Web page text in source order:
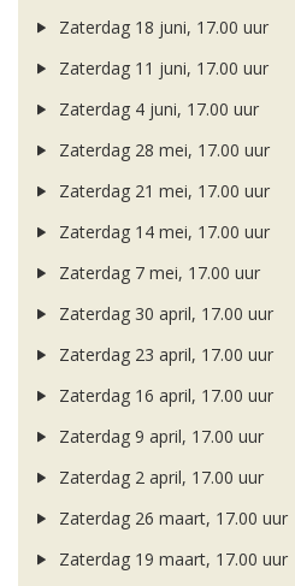
Zaterdag 18 juni, 17.00 uur
Zaterdag 11 juni, 17.00 uur
Zaterdag 4 juni, 17.00 uur
Zaterdag 28 mei, 17.00 uur
Zaterdag 21 mei, 17.00 uur
Zaterdag 14 mei, 17.00 uur
Zaterdag 7 mei, 17.00 uur
Zaterdag 30 april, 17.00 uur
Zaterdag 23 april, 17.00 uur
Zaterdag 16 april, 17.00 uur
Zaterdag 9 april, 17.00 uur
Zaterdag 2 april, 17.00 uur
Zaterdag 26 maart, 17.00 uur
Zaterdag 19 maart, 17.00 uur